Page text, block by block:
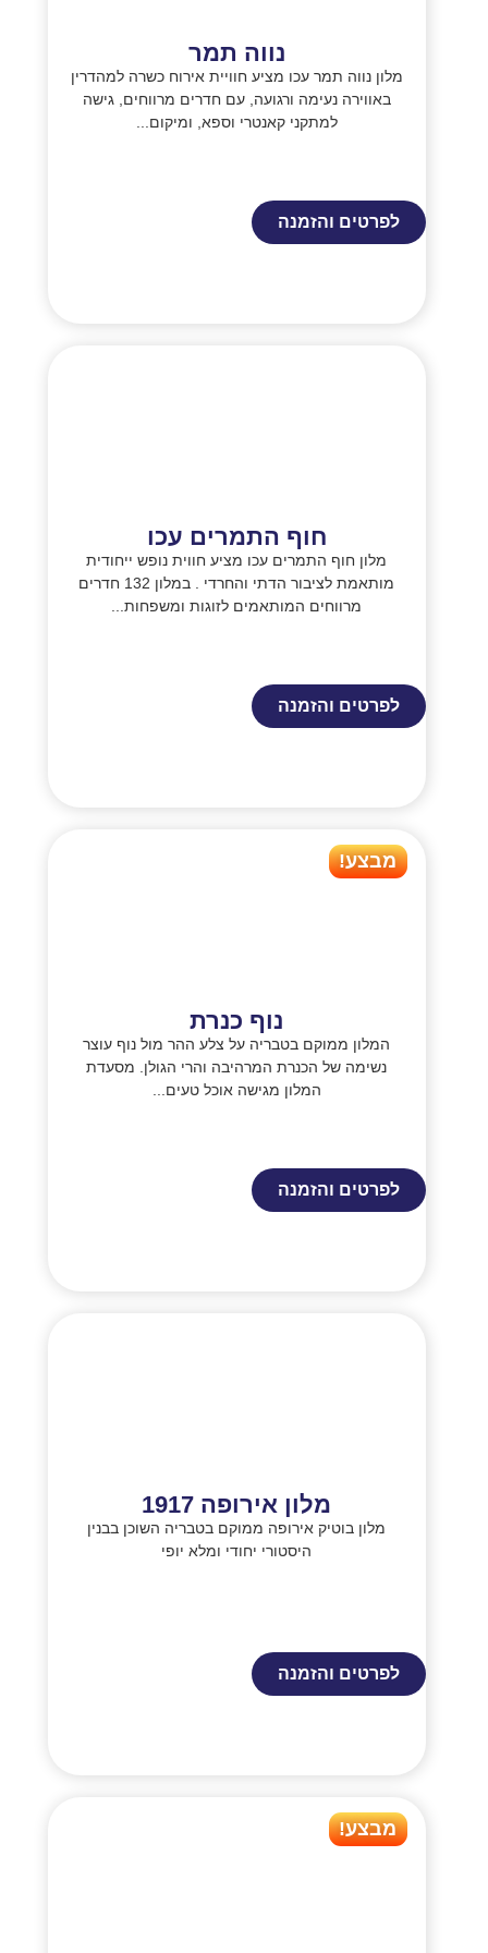
נווה תמר
מלון נווה תמר עכו מציע חוויית אירוח כשרה למהדרין
באווירה נעימה ורגועה, עם חדרים מרווחים, גישה
למתקני קאנטרי וספא, ומיקום...
לפרטים והזמנה
חוף התמרים עכו
מלון חוף התמרים עכו מציע חווית נופש ייחודית
מותאמת לציבור הדתי והחרדי . במלון 132 חדרים
מרווחים המותאמים לזוגות ומשפחות...
לפרטים והזמנה
נוף כנרת
המלון ממוקם בטבריה על צלע ההר מול נוף עוצר
נשימה של הכנרת המרהיבה והרי הגולן. מסעדת
המלון מגישה אוכל טעים...
מבצע!
לפרטים והזמנה
מלון אירופה 1917
מלון בוטיק אירופה ממוקם בטבריה השוכן בבנין
היסטורי יחודי ומלא יופי
לפרטים והזמנה
מבצע!